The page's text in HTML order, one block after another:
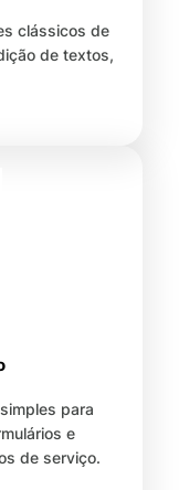
clássicos de
de textos,
para
e
de serviço.